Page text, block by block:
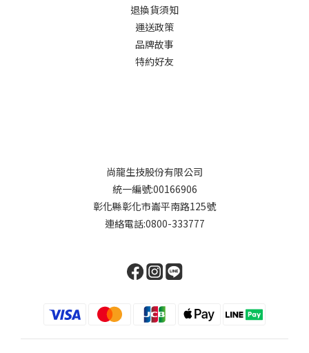
退換貨須知
運送政策
品牌故事
特約好友
尚龍生技股份有限公司
統一編號:00166906
彰化縣彰化市崙平南路125號
連絡電話:0800-333777